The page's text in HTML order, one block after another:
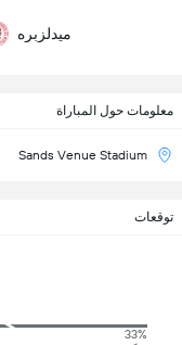
ميدلزبره
معلومات حول المباراة
Sands Venue Stadium
توقعات
33%